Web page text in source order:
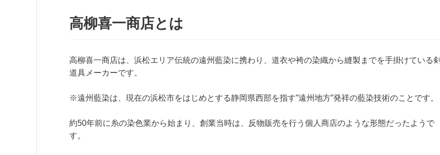
高柳喜一商店とは
高柳喜一商店は、浜松エリア伝統の遠州藍染に携わり、道衣や袴の染織から縫製までを手掛けている剣
道具メーカーです。
※遠州藍染は、現在の浜松市をはじめとする静岡県西部を指す”遠州地方”発祥の藍染技術のことです。
約50年前に糸の染色業から始まり、創業当時は、反物販売を行う個人商店のような形態だったようで
す。